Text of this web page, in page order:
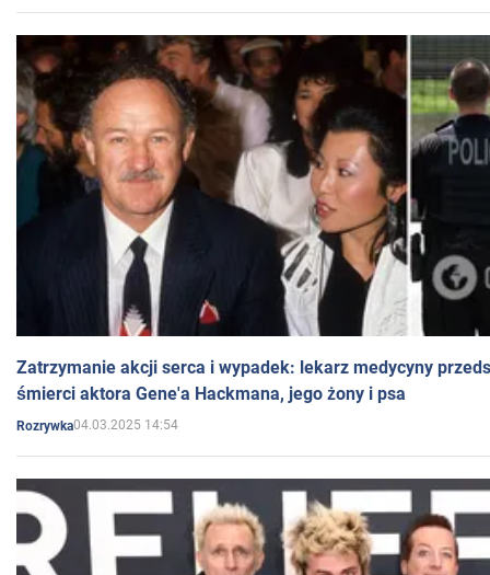
Zatrzymanie akcji serca i wypadek: lekarz medycyny
śmierci aktora Gene'a Hackmana, jego żony i psa
Rozrywka04.03.2025 14:54